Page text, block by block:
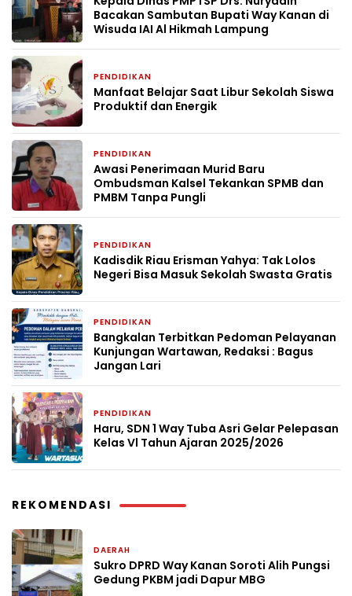
Bacakan Sambutan Bupati Way Kanan di
Wisuda IAI Al Hikmah Lampung
PENDIDIKAN
Manfaat Belajar Saat Libur Sekolah Siswa
Produktif dan Energik
PENDIDIKAN
Awasi Penerimaan Murid Baru
Ombudsman Kalsel Tekankan SPMB dan
PMBM Tanpa Pungli
PENDIDIKAN
Kadisdik Riau Erisman Yahya: Tak Lolos
Negeri Bisa Masuk Sekolah Swasta Gratis
PENDIDIKAN
Bangkalan Terbitkan Pedoman Pelayanan
Kunjungan Wartawan, Redaksi : Bagus
Jangan Lari
PENDIDIKAN
Haru, SDN 1 Way Tuba Asri Gelar Pelepasan
Kelas Vl Tahun Ajaran 2025/2026
REKOMENDASI
DAERAH
Sukro DPRD Way Kanan Soroti Alih Pungsi
Gedung PKBM jadi Dapur MBG